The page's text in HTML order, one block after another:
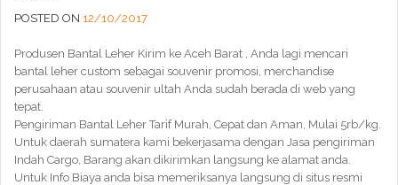
POSTED ON 12/10/2017
Produsen Bantal Leher Kirim ke Aceh Barat , Anda lagi mencari
bantal leher custom sebagai souvenir promosi, merchandise
perusahaan atau souvenir ultah Anda sudah berada di web yang
tepat.
Pengiriman Bantal Leher Tarif Murah, Cepat dan Aman, Mulai 5rb/kg.
Untuk daerah sumatera kami bekerjasama dengan Jasa pengiriman
Indah Cargo, Barang akan dikirimkan langsung ke alamat anda.
Untuk Info Biaya anda bisa memeriksanya langsung di situs resmi